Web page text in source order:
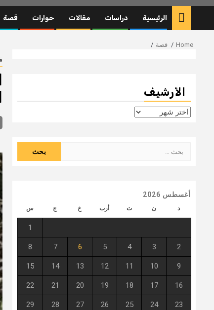
الرئيسية دراسات مقالات حوارات قصة
Home قصة
الأرشيف
الأرشيف
أغسطس 2026
د ن ث أرب خ ج س
1
2
3
4
5
6
7
8
9
10
11
12
13
14
15
16
17
18
19
20
21
22
23
24
25
26
27
28
29